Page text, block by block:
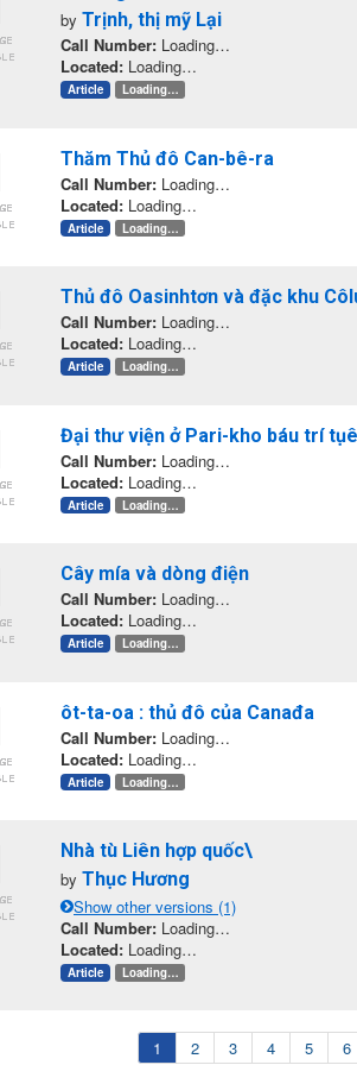
by Trịnh, thị mỹ Lại
Call Number: Loading…
Located: Loading…
Article Loading…
Thăm Thủ đô Can-bê-ra
Call Number: Loading…
Located: Loading…
Article Loading…
Thủ đô Oasinhtơn và đặc khu
Call Number: Loading…
Located: Loading…
Article Loading…
Đại thư viện ở Pari-kho báu trí tụê
Call Number: Loading…
Located: Loading…
Article Loading…
Cây mía và dòng điện
Call Number: Loading…
Located: Loading…
Article Loading…
ôt-ta-oa : thủ đô của Canađa
Call Number: Loading…
Located: Loading…
Article Loading…
Nhà tù Liên hợp quốc\
by Thục Hương
Show other versions (1)
Call Number: Loading…
Located: Loading…
Article Loading…
1 2 3 4 5 6